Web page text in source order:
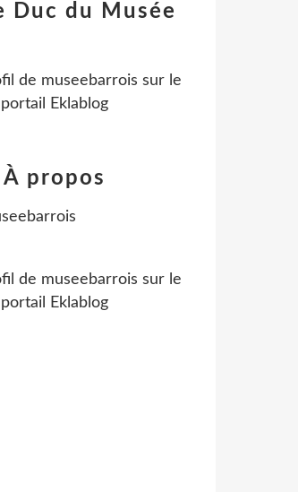
Duc du Musée
de museebarrois sur le
portail Eklablog
À propos
de museebarrois sur le
portail Eklablog